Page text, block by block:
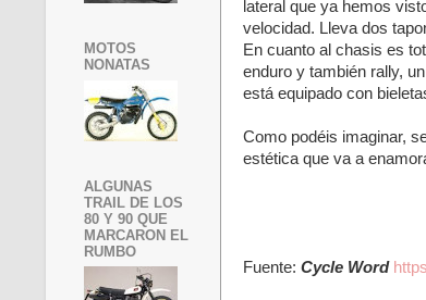
lateral que ya hemos
velocidad. Lleva dos
En cuanto al chasis es
enduro y también rally,
está equipado con
Como podéis imaginar,
estética que va a
Fuente: Cycle Word
MOTOS
NONATAS
ALGUNAS
TRAIL DE LOS
80 Y 90 QUE
MARCARON EL
RUMBO